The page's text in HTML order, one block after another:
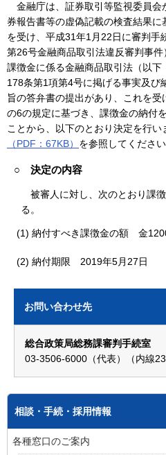
金融庁は、証券取引等監視委員
券報告書等の虚偽記載の検査結果
を受け、平成31年1月22日に審判手
第26号金融商品取引法違反審判事
課徴金に係る金融商品取引法（以
178条第1項第4号に掲げる事実及び
旨の答弁書の提出があり、これを
の6の規定に基づき、課徴金の納付
ことから、以下のとおり決定を行い
（PDF：67KB） を参照してください
○ 決定の内容
被審人に対し、次のとおり課
る。
(1) 納付すべき課徴金の額 金
(2) 納付期限 2019年5月27日
お問い合わせ先
総合政策局総務課審判手続室
03-3506-6000（代表）（内線
相談・手続・採用情報
各種窓口のご案内